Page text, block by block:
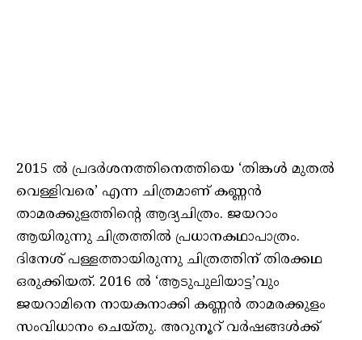
2015 ൽ പ്രദർശനത്തിനെത്തിയെ ‘തിങ്കൾ മുതൽ
വെള്ളിവരെ’ എന്ന ചിത്രമാണ് കണ്ണൻ
താമരക്കുളത്തിന്റെ ആദ്യചിത്രം. ജയറാം
ആയിരുന്നു ചിത്രത്തിൽ പ്രധാനകഥാപാത്രം.
ദിനേശ് പള്ളത്തായിരുന്നു ചിത്രത്തിന് തിരക്കഥ
ഒരുക്കിയത്. 2016 ൽ ‘ആടുപുലിയാട്ട’വും
ജയറാമിനെ നായകനാക്കി കണ്ണൻ താമരക്കുളം
സംവിധാനം ചെയ്‌തു. അറുനൂറ് വർഷങ്ങൾക്ക്